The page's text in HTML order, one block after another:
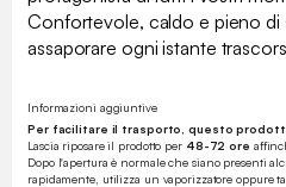
Confortevole, caldo e pieno di
assaporare ogni istante
Informazioni aggiuntive
Per facilitare il trasporto, questo
Lascia riposare il prodotto per 48-72 ore
Dopo l'apertura è normale che siano presenti
rapidamente, utilizza un vaporizzatore oppure